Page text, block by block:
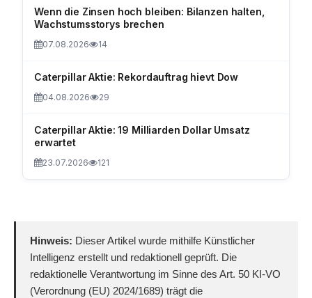
Wenn die Zinsen hoch bleiben: Bilanzen halten,
Wachstumsstorys brechen
07.08.2026 14
Caterpillar Aktie: Rekordauftrag hievt Dow
04.08.2026 29
Caterpillar Aktie: 19 Milliarden Dollar Umsatz
erwartet
23.07.2026 121
Hinweis: Dieser Artikel wurde mithilfe Künstlicher
Intelligenz erstellt und redaktionell geprüft. Die
redaktionelle Verantwortung im Sinne des Art. 50 KI-VO
(Verordnung (EU) 2024/1689) trägt die